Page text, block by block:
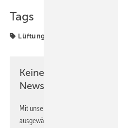
Tags
Lüftung
Keine Zeit? Kein
Newsletter!
Mit unserem Newsletter erhalten
ausgewählte Informationen und